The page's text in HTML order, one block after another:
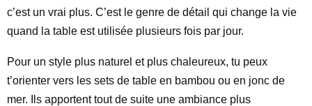
c’est un vrai plus. C’est le genre de détail qui change la vie
quand la table est utilisée plusieurs fois par jour.
Pour un style plus naturel et plus chaleureux, tu peux
t’orienter vers les sets de table en bambou ou en jonc de
mer. Ils apportent tout de suite une ambiance plus